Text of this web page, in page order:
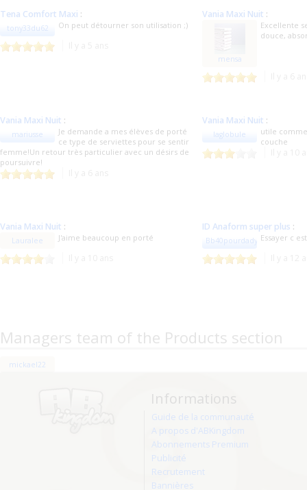
Tena Comfort Maxi :
tony33du62 On peut détourner son utilisation ;)
Vania Maxi Nuit :
mensa
Excellente
douce,
Vania Maxi Nuit :
mariusse
Je demande a mes élèves de porté
ce type de serviettes pour se sentir
femme!Un retour très particulier avec un désirs de
poursuivre!
Vania Maxi Nuit :
laglobule
utile
couche
Vania Maxi Nuit :
Lauralee J'aime beaucoup en porté
ID Anaform super plus :
Bb40pourdady Essayer c
Managers team of the Products section
mickael22
Informations
Guide de la communauté
A propos d'ABKingdom
Abonnements Premium
Publicité
Recrutement
Bannières